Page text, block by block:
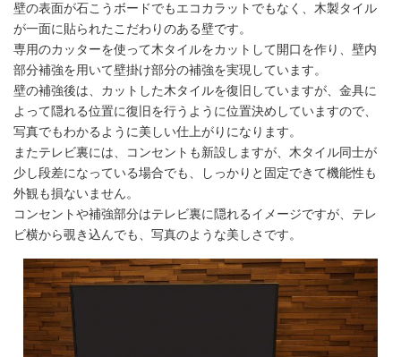
壁の表面が石こうボードでもエコカラットでもなく、木製タイル
が一面に貼られたこだわりのある壁です。
専用のカッターを使って木タイルをカットして開口を作り、壁内
部分補強を用いて壁掛け部分の補強を実現しています。
壁の補強後は、カットした木タイルを復旧していますが、金具に
よって隠れる位置に復旧を行うように位置決めしていますので、
写真でもわかるように美しい仕上がりになります。
またテレビ裏には、コンセントも新設しますが、木タイル同士が
少し段差になっている場合でも、しっかりと固定できて機能性も
外観も損ないません。
コンセントや補強部分はテレビ裏に隠れるイメージですが、テレ
ビ横から覗き込んでも、写真のような美しさです。